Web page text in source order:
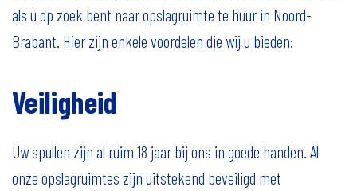
als u op zoek bent naar opslagruimte te huur in Noord-
Brabant. Hier zijn enkele voordelen die wij u bieden:
Veiligheid
Uw spullen zijn al ruim 18 jaar bij ons in goede handen. Al
onze opslagruimtes zijn uitstekend beveiligd met